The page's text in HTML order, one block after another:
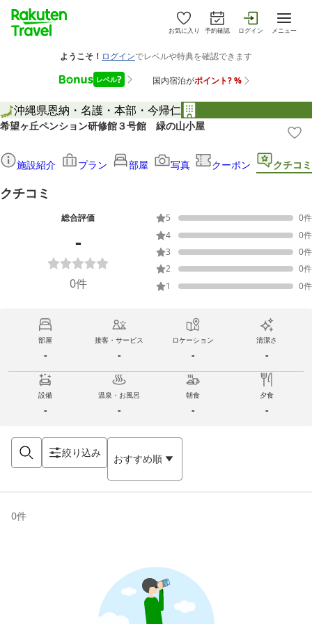
お気に入り 予約確認 ログイン メニュー
沖縄県恩納・名護・本部・今帰仁
希望ヶ丘ペンション研修館３号館 緑の山小屋
施設紹介 プラン 部屋 写真 クーポン クチコミ
クチコミ
総合評価
-
0件
5 0件
4
0件
3
0件
2
0件
1
0件
部屋
-
接客・サービス
-
ロケーション
-
清潔さ
-
設備
-
温泉・お風呂
-
朝食
-
夕食
-
絞り込み おすすめ順
0件